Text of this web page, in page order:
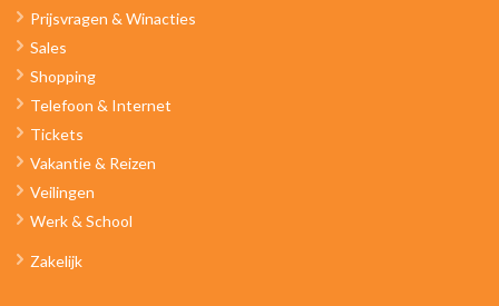
Prijsvragen & Winacties
Sales
Shopping
Telefoon & Internet
Tickets
Vakantie & Reizen
Veilingen
Werk & School
Zakelijk